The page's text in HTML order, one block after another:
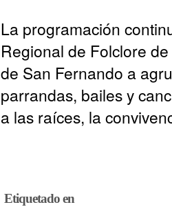
La programación
Regional de Folclore
de San Fernando a
parrandas, bailes y
a las raíces, la
Etiquetado en